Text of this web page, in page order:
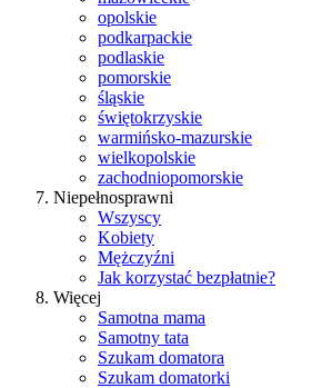
opolskie
podkarpackie
podlaskie
pomorskie
śląskie
świętokrzyskie
warmińsko-mazurskie
wielkopolskie
zachodniopomorskie
Niepełnosprawni
Wszyscy
Kobiety
Mężczyźni
Jak korzystać bezpłatnie?
Więcej
Samotna mama
Samotny tata
Szukam domatora
Szukam domatorki